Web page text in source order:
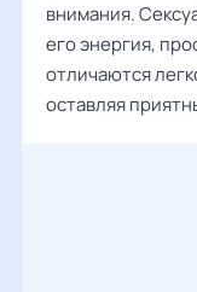
внимания.
его энергия,
отличаются
оставляя